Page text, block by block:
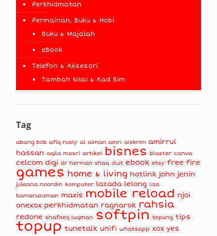
Perkhidmatan
Permainan, Buku & Hobi
Buku & Majalah
eBook
Telefon & Aksesori
Tambah Nilai & Kad Sim
Tag
abang bob afiq rusly ai aiman amri aiskrim amirrul
hassan aqila masri artikel bisnes blaster canva
celcom digi dr herman shaq duit ebook etsy free fire
games home & living hotlink john jenin
juleana noordin komputer lazada lelong liza
kamaruzaman maxis mobile reload njoi
onexox perkhidmatan ragnarok rahsia
redone shafeeq luqman softpin tepung tips
topup tunetalk unifi whatsapp xox yes